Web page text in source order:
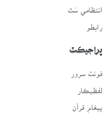
انتظامي سَٿ
رابطو
پراجيڪٽ
فونٽ سرور
لفظيڪار
پيغامِ قرآن